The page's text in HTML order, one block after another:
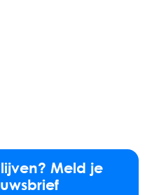
Meld je